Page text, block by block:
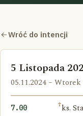
Wróć do intencji
5 Listopada
05.11.2024 –
7.00 †ks.